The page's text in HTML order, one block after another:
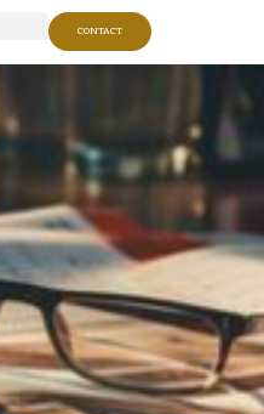
CONTACT